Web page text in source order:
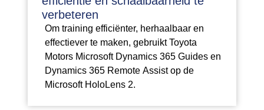
verbeteren
Om training efficiënter, herhaalbaar en
effectiever te maken, gebruikt Toyota
Motors Microsoft Dynamics 365 Guides en
Dynamics 365 Remote Assist op de
Microsoft HoloLens 2.